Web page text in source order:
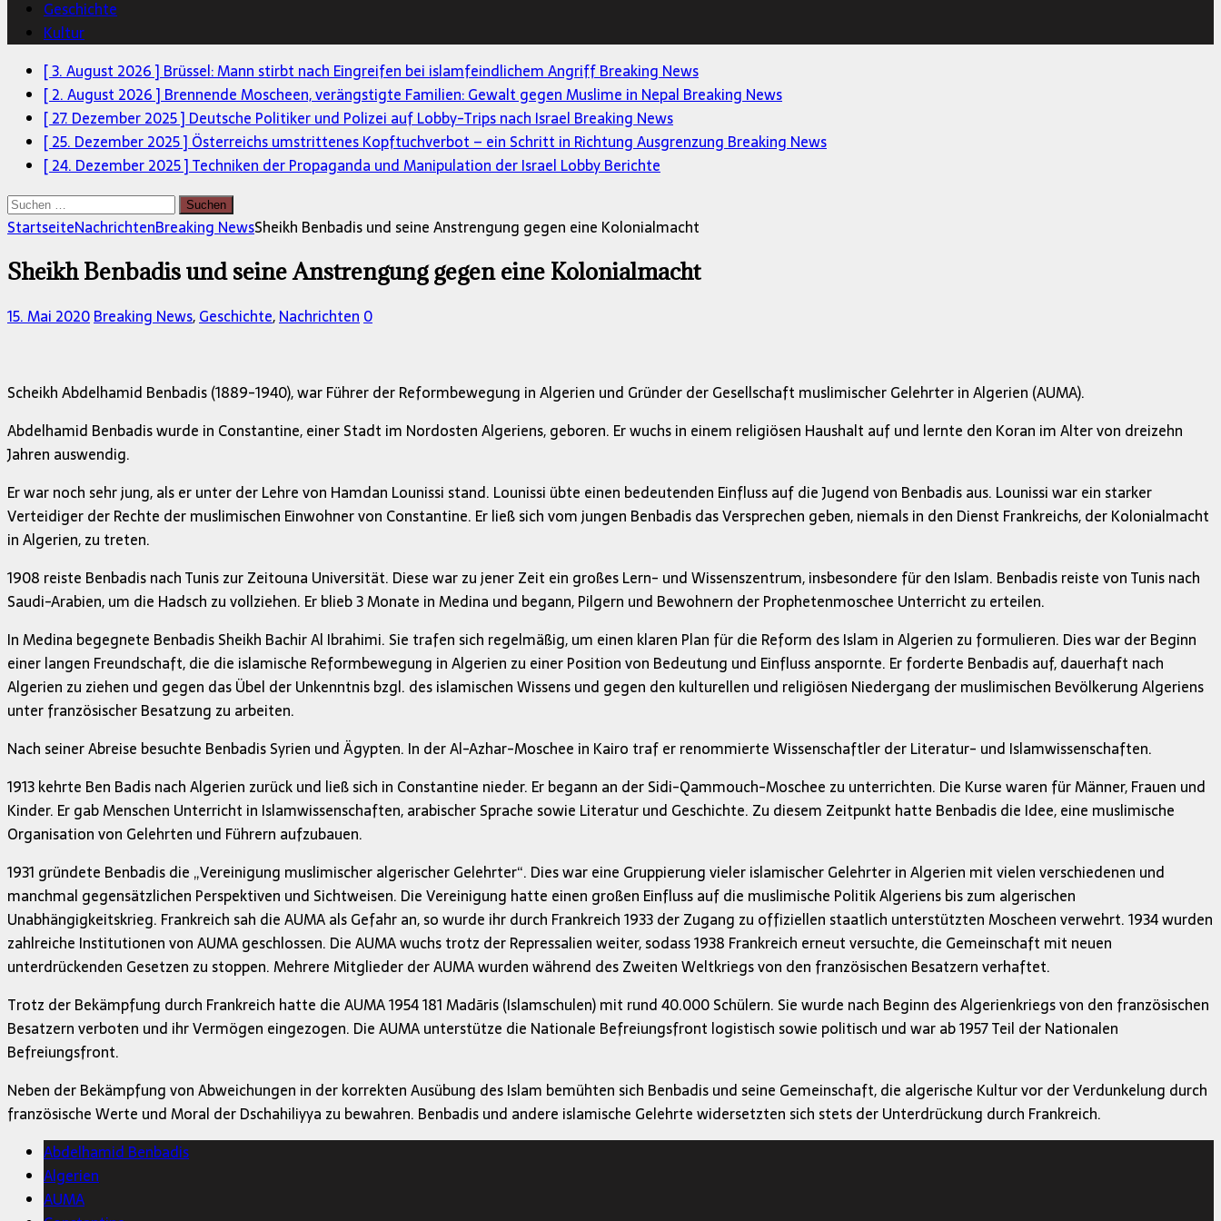
Geschichte
Kultur
[ 3. August 2026 ] Brüssel: Mann stirbt nach Eingreifen bei islamfeindlichem AngriffBreaking News
[ 2. August 2026 ] Brennende Moscheen, verängstigte Familien: Gewalt gegen Muslime in Nepal Breaking News
[ 27. Dezember 2025 ] Deutsche Politiker und Polizei auf Lobby-Trips nach Israel Breaking News
[ 25. Dezember 2025 ] Österreichs umstrittenes Kopftuchverbot – ein Schritt in Richtung Ausgrenzung Breaking News
[ 24. Dezember 2025 ]Techniken der Propaganda und Manipulation der Israel LobbyBerichte
Suchen
nach:
StartseiteNachrichtenBreaking NewsSheikh Benbadis und seine Anstrengung gegen eine Kolonialmacht
Sheikh Benbadis und seine Anstrengung gegen eine Kolonialmacht
15. Mai 2020Breaking News,Geschichte,Nachrichten0
Scheikh Abdelhamid Benbadis (1889-1940), war Führer der Reformbewegung in Algerien und Gründer der Gesellschaft muslimischer Gelehrter in Algerien (AUMA).
Abdelhamid Benbadis wurde in Constantine, einer Stadt im Nordosten Algeriens, geboren. Er wuchs in einem religiösen Haushalt auf und lernte den Koran im Alter von dreizehn
Jahren auswendig.
Er war noch sehr jung, als er unter der Lehre von Hamdan Lounissi stand. Lounissi übte einen bedeutenden Einfluss auf die Jugend von Benbadis aus. Lounissi war ein starker
Verteidiger der Rechte der muslimischen Einwohner von Constantine. Er ließ sich vom jungen Benbadis das Versprechen geben, niemals in den Dienst Frankreichs, der Kolonialmacht
in Algerien, zu treten.
1908 reiste Benbadis nach Tunis zur Zeitouna Universität. Diese war zu jener Zeit ein großes Lern- und Wissenszentrum, insbesondere für den Islam. Benbadis reiste von Tunis nach
Saudi-Arabien, um die Hadsch zu vollziehen. Er blieb 3 Monate in Medina und begann, Pilgern und Bewohnern der Prophetenmoschee Unterricht zu erteilen.
In Medina begegnete Benbadis Sheikh Bachir Al Ibrahimi. Sie trafen sich regelmäßig, um einen klaren Plan für die Reform des Islam in Algerien zu formulieren. Dies war der Beginn
einer langen Freundschaft, die die islamische Reformbewegung in Algerien zu einer Position von Bedeutung und Einfluss anspornte. Er forderte Benbadis auf, dauerhaft nach
Algerien zu ziehen und gegen das Übel der Unkenntnis bzgl. des islamischen Wissens und gegen den kulturellen und religiösen Niedergang der muslimischen Bevölkerung Algeriens
unter französischer Besatzung zu arbeiten.
Nach seiner Abreise besuchte Benbadis Syrien und Ägypten. In der Al-Azhar-Moschee in Kairo traf er renommierte Wissenschaftler der Literatur- und Islamwissenschaften.
1913 kehrte Ben Badis nach Algerien zurück und ließ sich in Constantine nieder. Er begann an der Sidi-Qammouch-Moschee zu unterrichten. Die Kurse waren für Männer, Frauen und
Kinder. Er gab Menschen Unterricht in Islamwissenschaften, arabischer Sprache sowie Literatur und Geschichte. Zu diesem Zeitpunkt hatte Benbadis die Idee, eine muslimische
Organisation von Gelehrten und Führern aufzubauen.
1931 gründete Benbadis die „Vereinigung muslimischer algerischer Gelehrter“. Dies war eine Gruppierung vieler islamischer Gelehrter in Algerien mit vielen verschiedenen und
manchmal gegensätzlichen Perspektiven und Sichtweisen. Die Vereinigung hatte einen großen Einfluss auf die muslimische Politik Algeriens bis zum algerischen
Unabhängigkeitskrieg. Frankreich sah die AUMA als Gefahr an, so wurde ihr durch Frankreich 1933 der Zugang zu offiziellen staatlich unterstützten Moscheen verwehrt. 1934 wurden
zahlreiche Institutionen von AUMA geschlossen. Die AUMA wuchs trotz der Repressalien weiter, sodass 1938 Frankreich erneut versuchte, die Gemeinschaft mit neuen
unterdrückenden Gesetzen zu stoppen. Mehrere Mitglieder der AUMA wurden während des Zweiten Weltkriegs von den französischen Besatzern verhaftet.
Trotz der Bekämpfung durch Frankreich hatte die AUMA 1954 181 Madāris (Islamschulen) mit rund 40.000 Schülern. Sie wurde nach Beginn des Algerienkriegs von den französischen
Besatzern verboten und ihr Vermögen eingezogen. Die AUMA unterstütze die Nationale Befreiungsfront logistisch sowie politisch und war ab 1957 Teil der Nationalen
Befreiungsfront.
Neben der Bekämpfung von Abweichungen in der korrekten Ausübung des Islam bemühten sich Benbadis und seine Gemeinschaft, die algerische Kultur vor der Verdunkelung durch
französische Werte und Moral der Dschahiliyya zu bewahren. Benbadis und andere islamische Gelehrte widersetzten sich stets der Unterdrückung durch Frankreich.
Abdelhamid Benbadis
Algerien
AUMA